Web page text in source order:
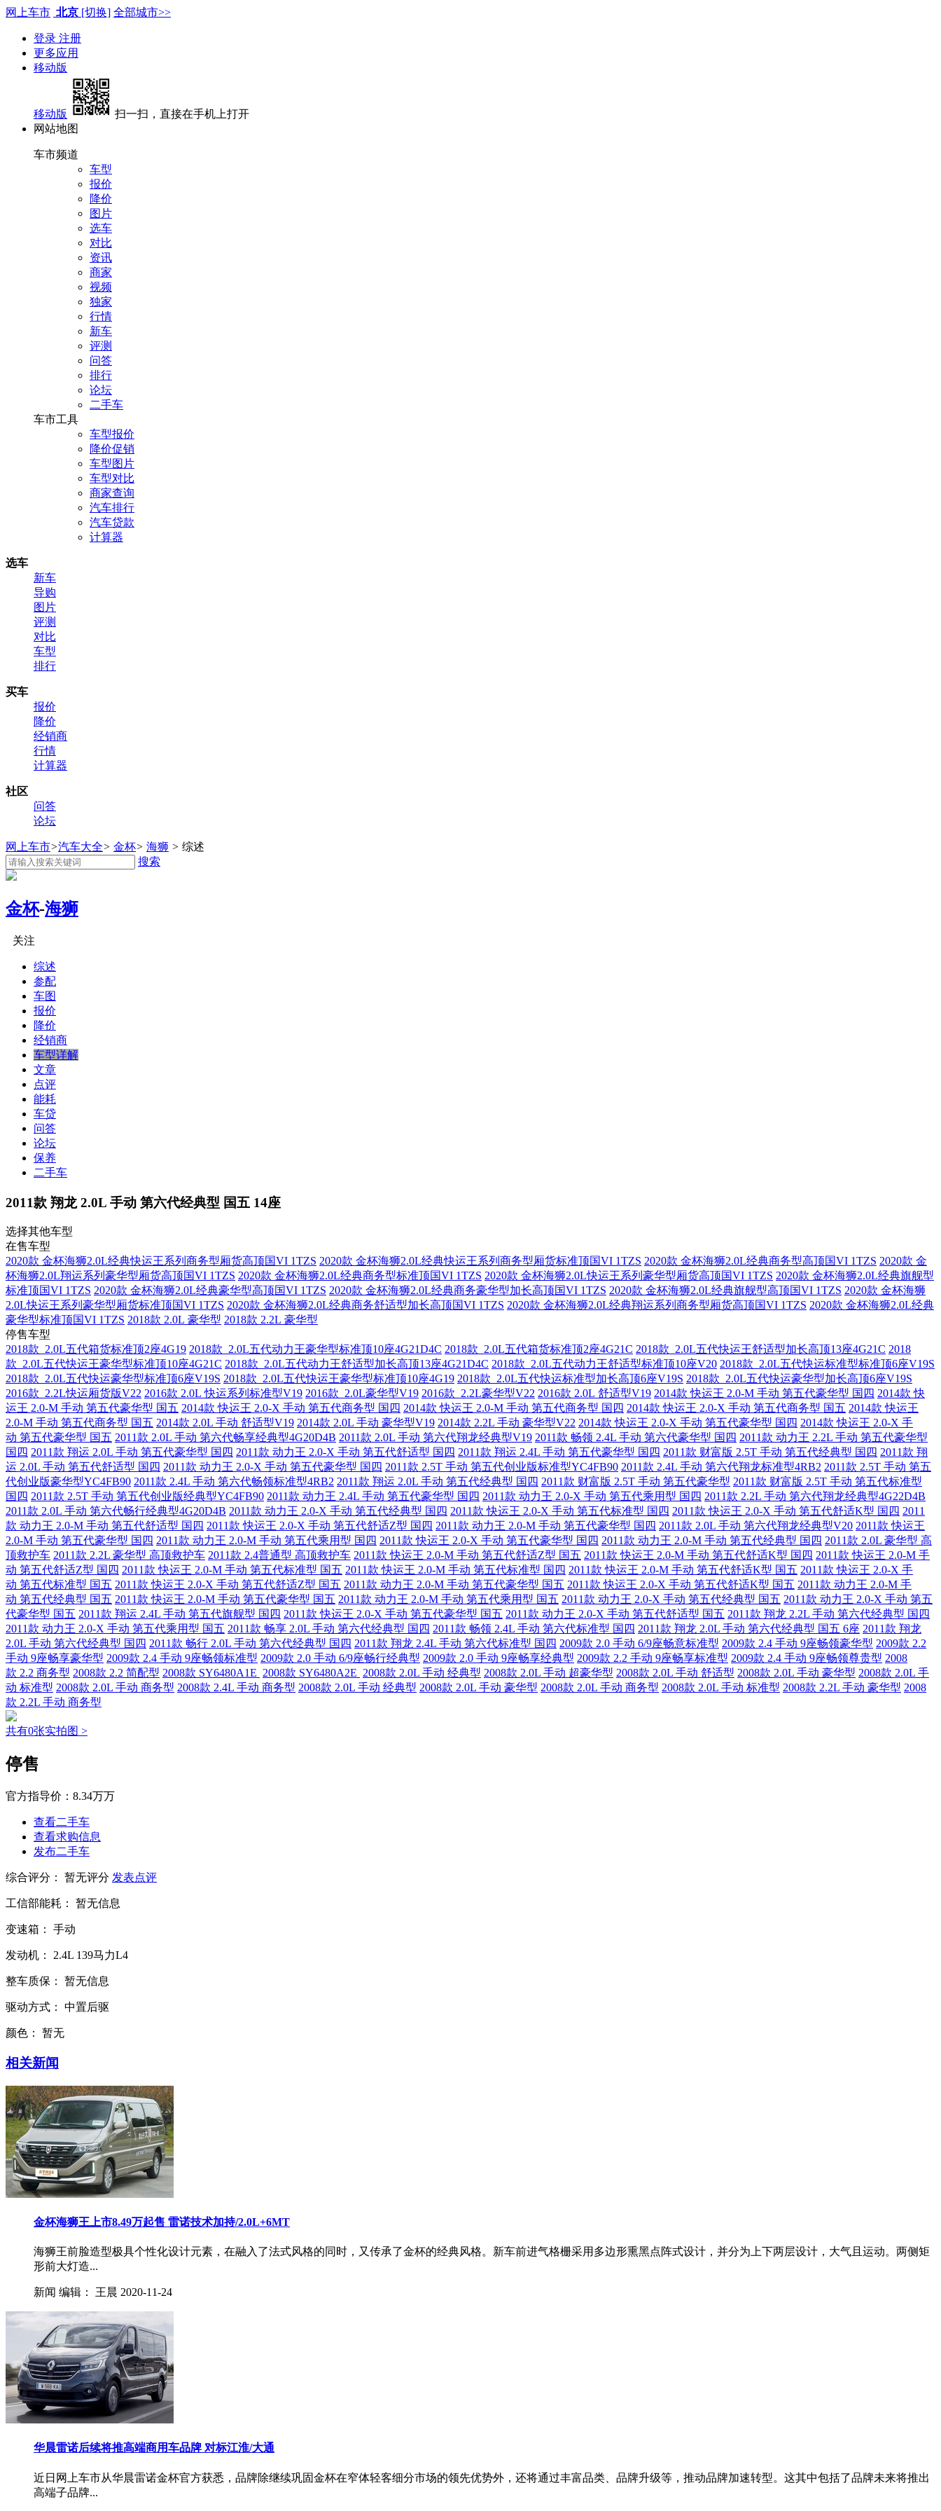
网上车市 北京 [切换] 全部城市>>
登录 注册
更多应用
移动版
移动版
扫一扫，直接在手机上打开
网站地图
车市频道
车型
报价
降价
图片
选车
对比
资讯
商家
视频
独家
行情
新车
评测
问答
排行
论坛
二手车
车市工具
车型报价
降价促销
车型图片
车型对比
商家查询
汽车排行
汽车贷款
计算器
选车
新车
导购
图片
评测
对比
车型
排行
买车
报价
降价
经销商
行情
计算器
社区
问答
论坛
网上车市>汽车大全> 金杯> 海狮 > 综述
搜索
金杯-海狮
关注
综述
参配
车图
报价
降价
经销商
车型详解
文章
点评
能耗
车贷
问答
论坛
保养
二手车
2011款 翔龙 2.0L 手动 第六代经典型 国五 14座
选择其他车型
在售车型
2020款 金杯海狮2.0L经典快运王系列商务型厢货高顶国VI 1TZS 2020款 金杯海狮2.0L经典快运王系列商务型厢货标准顶国VI 1TZS 2020款 金杯海狮2.0L经典商务型高顶国VI 1TZS 2020款 金
杯海狮2.0L翔运系列豪华型厢货高顶国VI 1TZS 2020款 金杯海狮2.0L经典商务型标准顶国VI 1TZS 2020款 金杯海狮2.0L快运王系列豪华型厢货高顶国VI 1TZS 2020款 金杯海狮2.0L经典旗舰型
标准顶国VI 1TZS 2020款 金杯海狮2.0L经典豪华型高顶国VI 1TZS 2020款 金杯海狮2.0L经典商务豪华型加长高顶国VI 1TZS 2020款 金杯海狮2.0L经典旗舰型高顶国VI 1TZS 2020款 金杯海狮
2.0L快运王系列豪华型厢货标准顶国VI 1TZS 2020款 金杯海狮2.0L经典商务舒适型加长高顶国VI 1TZS 2020款 金杯海狮2.0L经典翔运系列商务型厢货高顶国VI 1TZS 2020款 金杯海狮2.0L经典
豪华型标准顶国VI 1TZS 2018款 2.0L 豪华型 2018款 2.2L 豪华型
停售车型
2018款 2.0L五代箱货标准顶2座4G19 2018款 2.0L五代动力王豪华型标准顶10座4G21D4C 2018款 2.0L五代箱货标准顶2座4G21C 2018款 2.0L五代快运王舒适型加长高顶13座4G21C 2018
款 2.0L五代快运王豪华型标准顶10座4G21C 2018款 2.0L五代动力王舒适型加长高顶13座4G21D4C 2018款 2.0L五代动力王舒适型标准顶10座V20 2018款 2.0L五代快运标准型标准顶6座V19S
2018款 2.0L五代快运豪华型标准顶6座V19S 2018款 2.0L五代快运王豪华型标准顶10座4G19 2018款 2.0L五代快运标准型加长高顶6座V19S 2018款 2.0L五代快运豪华型加长高顶6座V19S
2016款 2.2L快运厢货版V22 2016款 2.0L 快运系列标准型V19 2016款 2.0L豪华型V19 2016款 2.2L豪华型V22 2016款 2.0L 舒适型V19 2014款 快运王 2.0-M 手动 第五代豪华型 国四 2014款 快
运王 2.0-M 手动 第五代豪华型 国五 2014款 快运王 2.0-X 手动 第五代商务型 国四 2014款 快运王 2.0-M 手动 第五代商务型 国四 2014款 快运王 2.0-X 手动 第五代商务型 国五 2014款 快运王
2.0-M 手动 第五代商务型 国五 2014款 2.0L 手动 舒适型V19 2014款 2.0L 手动 豪华型V19 2014款 2.2L 手动 豪华型V22 2014款 快运王 2.0-X 手动 第五代豪华型 国四 2014款 快运王 2.0-X 手
动 第五代豪华型 国五 2011款 2.0L 手动 第六代畅享经典型4G20D4B 2011款 2.0L 手动 第六代翔龙经典型V19 2011款 畅领 2.4L 手动 第六代豪华型 国四 2011款 动力王 2.2L 手动 第五代豪华型
国四 2011款 翔运 2.0L 手动 第五代豪华型 国四 2011款 动力王 2.0-X 手动 第五代舒适型 国四 2011款 翔运 2.4L 手动 第五代豪华型 国四 2011款 财富版 2.5T 手动 第五代经典型 国四 2011款 翔
运 2.0L 手动 第五代舒适型 国四 2011款 动力王 2.0-X 手动 第五代豪华型 国四 2011款 2.5T 手动 第五代创业版标准型YC4FB90 2011款 2.4L 手动 第六代翔龙标准型4RB2 2011款 2.5T 手动 第五
代创业版豪华型YC4FB90 2011款 2.4L 手动 第六代畅领标准型4RB2 2011款 翔运 2.0L 手动 第五代经典型 国四 2011款 财富版 2.5T 手动 第五代豪华型 2011款 财富版 2.5T 手动 第五代标准型
国四 2011款 2.5T 手动 第五代创业版经典型YC4FB90 2011款 动力王 2.4L 手动 第五代豪华型 国四 2011款 动力王 2.0-X 手动 第五代乘用型 国四 2011款 2.2L 手动 第六代翔龙经典型4G22D4B
2011款 2.0L 手动 第六代畅行经典型4G20D4B 2011款 动力王 2.0-X 手动 第五代经典型 国四 2011款 快运王 2.0-X 手动 第五代标准型 国四 2011款 快运王 2.0-X 手动 第五代舒适K型 国四 2011
款 动力王 2.0-M 手动 第五代舒适型 国四 2011款 快运王 2.0-X 手动 第五代舒适Z型 国四 2011款 动力王 2.0-M 手动 第五代豪华型 国四 2011款 2.0L 手动 第六代翔龙经典型V20 2011款 快运王
2.0-M 手动 第五代豪华型 国四 2011款 动力王 2.0-M 手动 第五代乘用型 国四 2011款 快运王 2.0-X 手动 第五代豪华型 国四 2011款 动力王 2.0-M 手动 第五代经典型 国四 2011款 2.0L 豪华型 高
顶救护车 2011款 2.2L 豪华型 高顶救护车 2011款 2.4普通型 高顶救护车 2011款 快运王 2.0-M 手动 第五代舒适Z型 国五 2011款 快运王 2.0-M 手动 第五代舒适K型 国四 2011款 快运王 2.0-M 手
动 第五代舒适Z型 国四 2011款 快运王 2.0-M 手动 第五代标准型 国五 2011款 快运王 2.0-M 手动 第五代标准型 国四 2011款 快运王 2.0-M 手动 第五代舒适K型 国五 2011款 快运王 2.0-X 手
动 第五代标准型 国五 2011款 快运王 2.0-X 手动 第五代舒适Z型 国五 2011款 动力王 2.0-M 手动 第五代豪华型 国五 2011款 快运王 2.0-X 手动 第五代舒适K型 国五 2011款 动力王 2.0-M 手
动 第五代经典型 国五 2011款 快运王 2.0-M 手动 第五代豪华型 国五 2011款 动力王 2.0-M 手动 第五代乘用型 国五 2011款 动力王 2.0-X 手动 第五代经典型 国五 2011款 动力王 2.0-X 手动 第五
代豪华型 国五 2011款 翔运 2.4L 手动 第五代旗舰型 国四 2011款 快运王 2.0-X 手动 第五代豪华型 国五 2011款 动力王 2.0-X 手动 第五代舒适型 国五 2011款 翔龙 2.2L 手动 第六代经典型 国四
2011款 动力王 2.0-X 手动 第五代乘用型 国五 2011款 畅享 2.0L 手动 第六代经典型 国四 2011款 畅领 2.4L 手动 第六代标准型 国四 2011款 翔龙 2.0L 手动 第六代经典型 国五 6座 2011款 翔龙
2.0L 手动 第六代经典型 国四 2011款 畅行 2.0L 手动 第六代经典型 国四 2011款 翔龙 2.4L 手动 第六代标准型 国四 2009款 2.0 手动 6/9座畅意标准型 2009款 2.4 手动 9座畅领豪华型 2009款 2.2
手动 9座畅享豪华型 2009款 2.4 手动 9座畅领标准型 2009款 2.0 手动 6/9座畅行经典型 2009款 2.0 手动 9座畅享经典型 2009款 2.2 手动 9座畅享标准型 2009款 2.4 手动 9座畅领尊贵型 2008
款 2.2 商务型 2008款 2.2 简配型 2008款 SY6480A1E 2008款 SY6480A2E 2008款 2.0L 手动 经典型 2008款 2.0L 手动 超豪华型 2008款 2.0L 手动 舒适型 2008款 2.0L 手动 豪华型 2008款 2.0L 手
动 标准型 2008款 2.0L 手动 商务型 2008款 2.4L 手动 商务型 2008款 2.0L 手动 经典型 2008款 2.0L 手动 豪华型 2008款 2.0L 手动 商务型 2008款 2.0L 手动 标准型 2008款 2.2L 手动 豪华型 2008
款 2.2L 手动 商务型
共有0张实拍图 >
停售
官方指导价： 8.34万万
查看二手车
查看求购信息
发布二手车
综合评分： 暂无评分 发表点评
工信部能耗： 暂无信息
变速箱： 手动
发动机： 2.4L 139马力L4
整车质保： 暂无信息
驱动方式： 中置后驱
颜色： 暂无
相关新闻
金杯海狮王上市8.49万起售 雷诺技术加持/2.0L+6MT
海狮王前脸造型极具个性化设计元素，在融入了法式风格的同时，又传承了金杯的经典风格。新车前进气格栅采用多边形熏黑点阵式设计，并分为上下两层设计，大气且运动。两侧矩
形前大灯造...
新闻 编辑： 王晨 2020-11-24
华晨雷诺后续将推高端商用车品牌 对标江淮/大通
近日网上车市从华晨雷诺金杯官方获悉，品牌除继续巩固金杯在窄体轻客细分市场的领先优势外，还将通过丰富品类、品牌升级等，推动品牌加速转型。这其中包括了品牌未来将推出
高端子品牌...